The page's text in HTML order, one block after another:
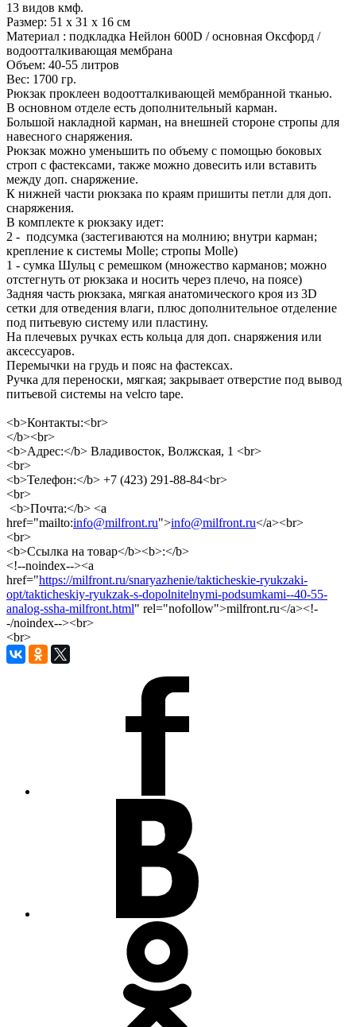
13 видов кмф.
Размер: 51 х 31 х 16 см
Материал : подкладка Нейлон 600D / основная Оксфорд /
водоотталкивающая мембрана
Объем: 40-55 литров
Вес: 1700 гр.
Рюкзак проклеен водоотталкивающей мембранной тканью.
В основном отделе есть дополнительный карман.
Большой накладной карман, на внешней стороне стропы для
навесного снаряжения.
Рюкзак можно уменьшить по объему с помощью боковых
строп с фастексами, также можно довесить или вставить
между доп. снаряжение.
К нижней части рюкзака по краям пришиты петли для доп.
снаряжения.
В комплекте к рюкзаку идет:
2 - подсумка (застегиваются на молнию; внутри карман;
крепление к системы Molle; стропы Molle)
1 - сумка Шульц с ремешком (множество карманов; можно
отстегнуть от рюкзака и носить через плечо, на поясе)
Задняя часть рюкзака, мягкая анатомического кроя из 3D
сетки для отведения влаги, плюс дополнительное отделение
под питьевую систему или пластину.
На плечевых ручках есть кольца для доп. снаряжения или
аксессуаров.
Перемычки на грудь и пояс на фастексах.
Ручка для переноски, мягкая; закрывает отверстие под вывод
питьевой системы на velcro tape.
<b>Контакты:<br>
</b><br>
<b>Адрес:</b> Владивосток, Волжская, 1 <br>
<br>
<b>Телефон:</b> +7 (423) 291-88-84<br>
<br>
<b>Почта:</b> <a
href="mailto:info@milfront.ru">info@milfront.ru</a><br>
<br>
<b>Ссылка на товар</b><b>:</b>
<!--noindex--><a
href="https://milfront.ru/snaryazhenie/takticheskie-ryukzaki-
opt/takticheskiy-ryukzak-s-dopolnitelnymi-podsumkami--40-55-
analog-ssha-milfront.html" rel="nofollow">milfront.ru</a><!-
-/noindex--><br>
<br>